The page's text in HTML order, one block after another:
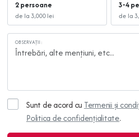
2 persoane
de la 3,000 lei
3-4
de la
OBSERVAȚII:
Sunt de acord cu Termenii și
Politica de confidențialitate.